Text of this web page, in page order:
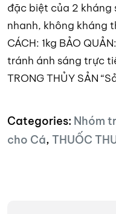
đặc biệt của 2 kháng
nhanh, không kháng
CÁCH: 1kg BẢO
tránh ánh sáng trực
TRONG THỦY SẢN
Categories: Nhóm
cho Cá, THUỐC